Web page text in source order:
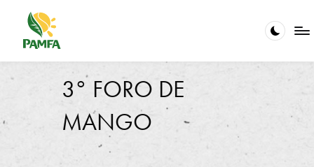
Saltar
contenido
V
La
servicio
3° FORO DE
MANGO